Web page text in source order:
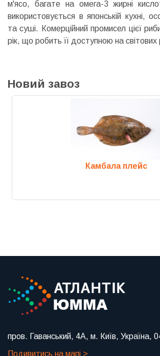
м'ясо, багате на омега-3 жирні
використовується в японській кухні,
та суші. Комерційний промисел цієї
рік, що робить її доступною на світових
Новий завоз
Камбала плейс
пров. Гаванський, 4А, м. Київ, Україна,
Подивитись на мапі >